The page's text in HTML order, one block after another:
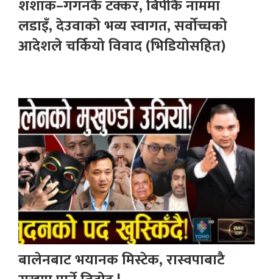
शशांक–गगनकै टक्कर, बिपीकै नाममा
लडाइँ, देउवाको भव्य स्वागत, सर्वोच्चको
आदेशले चर्कियो विवाद (भिडियोसहित)
बालेनबाट भयानक मिस्टेक, रास्वपाबाटै